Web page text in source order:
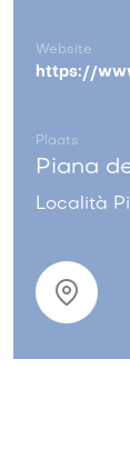
Website
https://
Plaats
Piana
Località